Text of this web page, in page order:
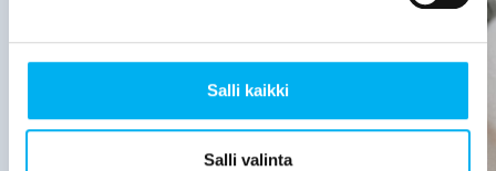
Salli kaikki
Salli valinta
hyvä
selvittää,
kun: